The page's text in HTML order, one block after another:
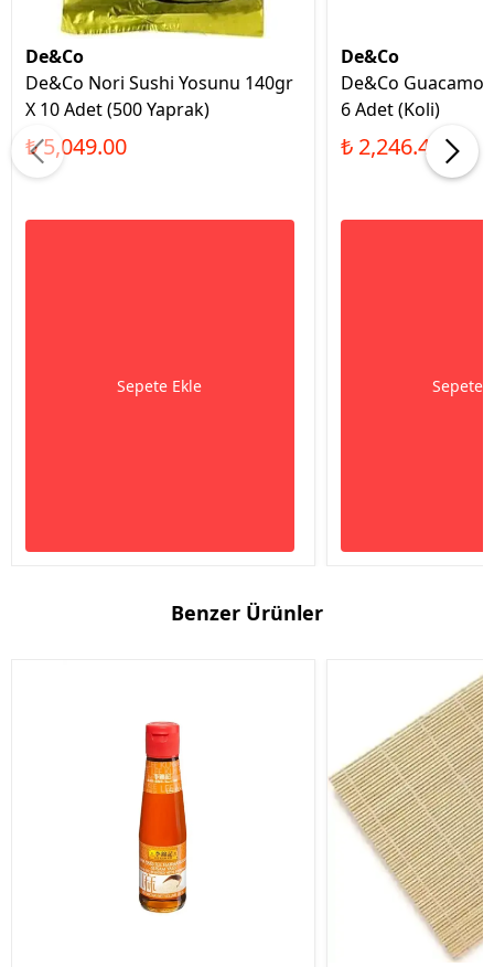
De&Co
De&Co Nori Sushi Yosunu 140gr
X 10 Adet (500 Yaprak)
₺ 5,049.00
Sepete Ekle
De&Co
De&Co
6 Adet (Koli)
₺ 2,246.44
Sepete
Benzer Ürünler